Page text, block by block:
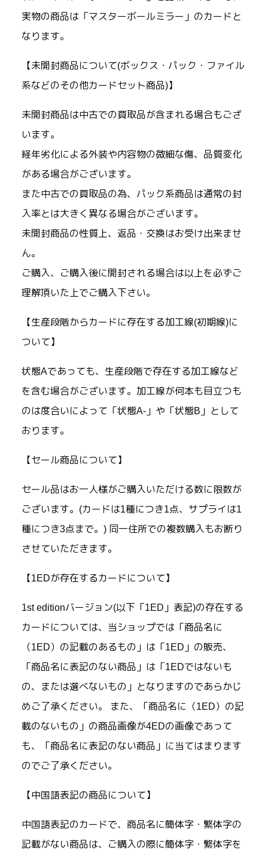
実物の商品は「マスターボールミラー」のカードと
なります。
【未開封商品について(ボックス・パック・ファイル
系などのその他カードセット商品)】
未開封商品は中古での買取品が含まれる場合もござ
います。
経年劣化による外装や内容物の微細な傷、品質変化
がある場合がございます。
また中古での買取品の為、パック系商品は通常の封
入率とは大きく異なる場合がございます。
未開封商品の性質上、返品・交換はお受け出来ませ
ん。
ご購入、ご購入後に開封される場合は以上を必ずご
理解頂いた上でご購入下さい。
【生産段階からカードに存在する加工線(初期線)に
ついて】
状態Aであっても、生産段階で存在する加工線など
を含む場合がございます。加工線が何本も目立つも
のは度合いによって「状態A-」や「状態B」として
おります。
【セール商品について】
セール品はお一人様がご購入いただける数に限数が
ございます。(カードは1種につき1点、サプライは1
種につき3点まで。) 同一住所での複数購入もお断り
させていただきます。
【1EDが存在するカードについて】
1st editionバージョン(以下「1ED」表記)の存在する
カードについては、当ショップでは「商品名に
（1ED）の記載のあるもの」は「1ED」の販売、
「商品名に表記のない商品」は「1EDではないも
の、または選べないもの」となりますのであらかじ
めご了承ください。 また、「商品名に（1ED）の記
載のないもの」の商品画像が4EDの画像であって
も、「商品名に表記のない商品」に当てはまります
のでご了承ください。
【中国語表記の商品について】
中国語表記のカードで、商品名に簡体字・繁体字の
記載がない商品は、ご購入の際に簡体字・繁体字を